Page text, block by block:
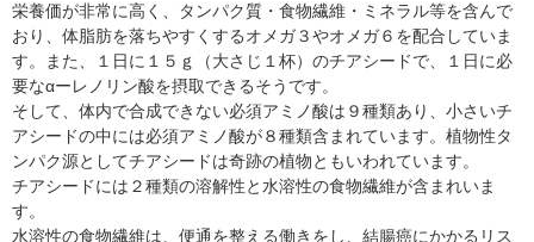
栄養価が非常に高く、タンパク質・食物繊維・ミネラル等を含んで
おり、体脂肪を落ちやすくするオメガ３やオメガ６を配合していま
す。また、１日に１５ｇ（大さじ１杯）のチアシードで、１日に必
要なαーレノリン酸を摂取できるそうです。
そして、体内で合成できない必須アミノ酸は９種類あり、小さいチ
アシードの中には必須アミノ酸が８種類含まれています。植物性タ
ンパク源としてチアシードは奇跡の植物ともいわれています。
チアシードには２種類の溶解性と水溶性の食物繊維が含まれいま
す。
水溶性の食物繊維は、便通を整える働きをし、結腸癌にかかるリス